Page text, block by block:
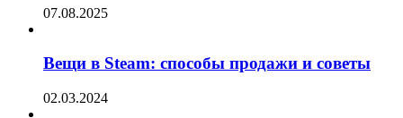
07.08.2025
Вещи в Steam: способы продажи и советы
02.03.2024